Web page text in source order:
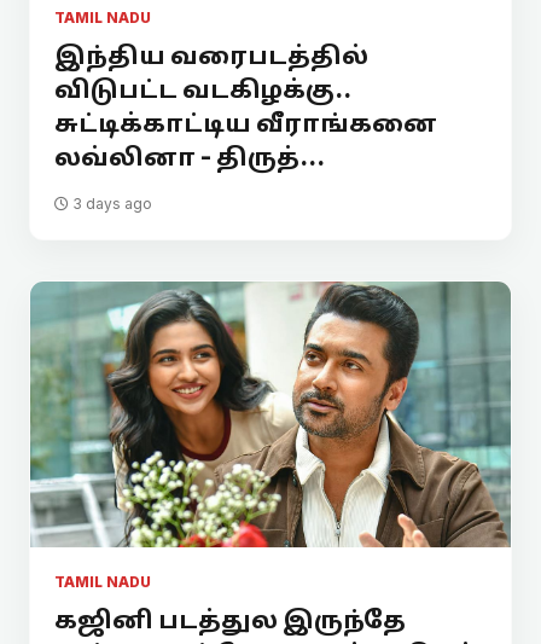
TAMIL NADU
இந்திய வரைபடத்தில்
விடுபட்ட வடகிழக்கு..
சுட்டிக்காட்டிய வீராங்கனை
லவ்லினா - திருத்...
3 days ago
TAMIL NADU
கஜினி படத்துல இருந்தே